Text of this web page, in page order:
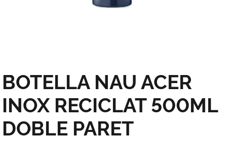
BOTELLA NAU ACER
INOX RECICLAT 500ML
DOBLE PARET